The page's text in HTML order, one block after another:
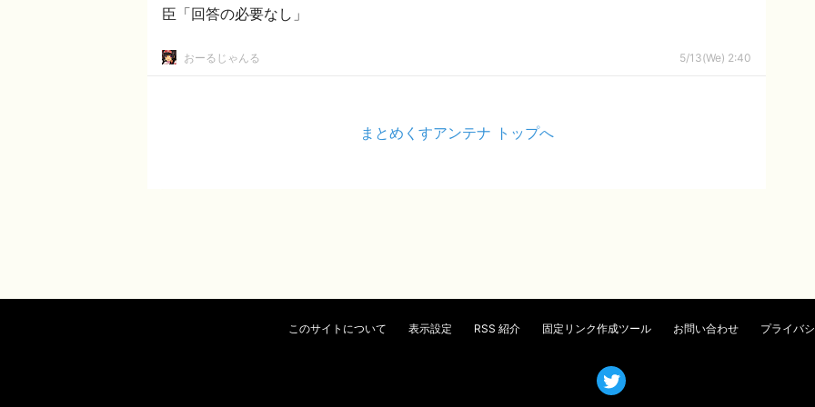
臣「回答の必要なし」
おーるじゃんる 5/13(We) 2:40
まとめくすアンテナ トップへ
このサイトについて 表示設定 RSS 紹介 固定リンク作成ツール お問い合わせ プライバ